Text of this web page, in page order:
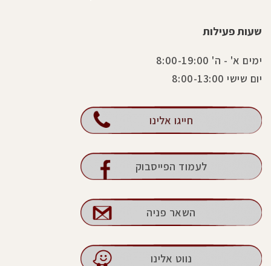
שעות פעילות
ימים א' - ה' 8:00-19:00
יום שישי 8:00-13:00
חייגו אלינו
לעמוד הפייסבוק
השאר פניה
נווט אלינו